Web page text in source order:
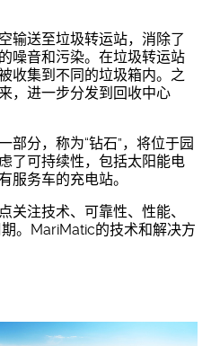
输送至垃圾转运站，消除了
噪音和污染。在垃圾转运站
收集到不同的垃圾箱内。之
，进一步分发到回收中心
部分，称为“钻石”，将位于园
了可持续性，包括太阳能电
服务车的充电站。
关注技术、可靠性、性能、
。MariMatic的技术和解决方